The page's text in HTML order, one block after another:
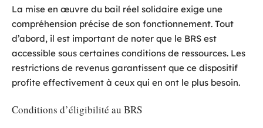
La mise en œuvre du bail réel solidaire exige une
compréhension précise de son fonctionnement. Tout
d’abord, il est important de noter que le BRS est
accessible sous certaines conditions de ressources. Les
restrictions de revenus garantissent que ce dispositif
profite effectivement à ceux qui en ont le plus besoin.
Conditions d’éligibilité au BRS